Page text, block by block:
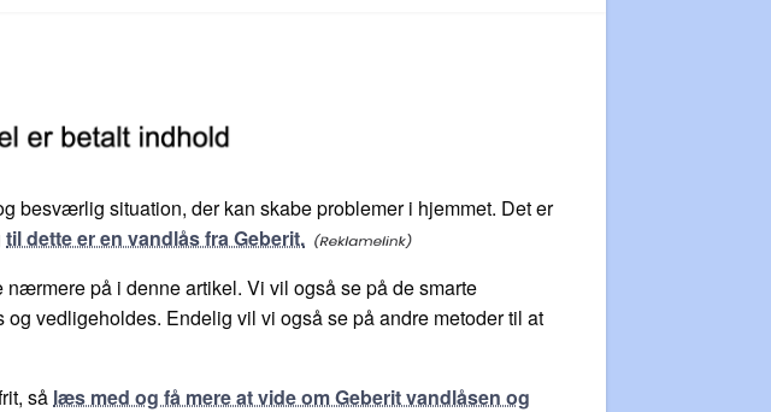
besværlig situation, der kan skabe problemer i hjemmet. Det er
til dette er en vandlås fra Geberit.
på i denne artikel. Vi vil også se på de smarte
vedligeholdes. Endelig vil vi også se på andre metoder til at
så læs med og få mere at vide om Geberit vandlåsen og